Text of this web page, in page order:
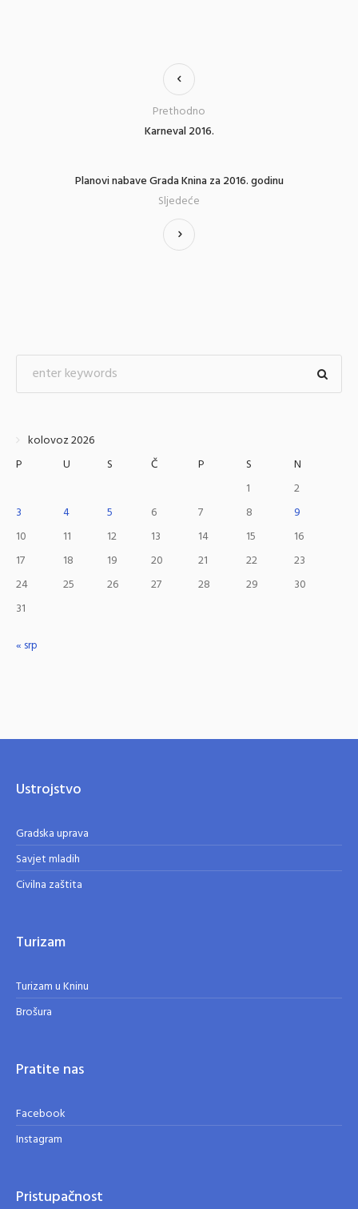
Karneval 2016.
Prethodno
Planovi nabave Grada Knina za 2016. godinu
Sljedeće
kolovoz 2026
P
U S Č P S
N
1
2
3
4 5 6 7 8
9
10
11 12 13 14 15
16
17
18 19 20 21 22
23
24
25 26 27 28 29
30
31
« srp
Ustrojstvo
Gradska uprava
Savjet mladih
Civilna zaštita
Turizam
Turizam u Kninu
Brošura
Pratite nas
Facebook
Instagram
Pristupačnost